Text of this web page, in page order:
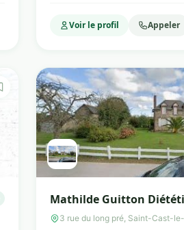
Voir le profil Appeler
Mathilde Guitton
3 rue du long pré, Saint-Cast-